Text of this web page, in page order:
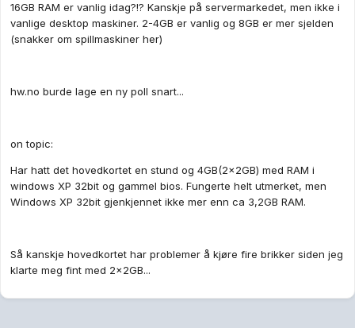
16GB RAM er vanlig idag?!? Kanskje på servermarkedet, men ikke i
vanlige desktop maskiner. 2-4GB er vanlig og 8GB er mer sjelden
(snakker om spillmaskiner her)
hw.no burde lage en ny poll snart...
on topic:
Har hatt det hovedkortet en stund og 4GB(2x2GB) med RAM i
windows XP 32bit og gammel bios. Fungerte helt utmerket, men
Windows XP 32bit gjenkjennet ikke mer enn ca 3,2GB RAM.
Så kanskje hovedkortet har problemer å kjøre fire brikker siden jeg
klarte meg fint med 2x2GB...